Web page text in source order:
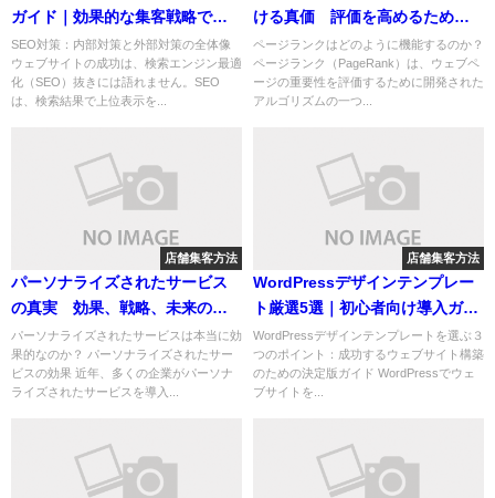
ガイド｜効果的な集客戦略で売
上UP！
SEO対策：内部対策と外部対策の全体像
ウェブサイトの成功は、検索エンジン最適
化（SEO）抜きには語れません。SEO
は、検索結果で上位表示を...
ける真価 評価を高めるための
戦略
ページランクはどのように機能するのか？
ページランク（PageRank）は、ウェブペ
ージの重要性を評価するために開発された
アルゴリズムの一つ...
店舗集客方法
パーソナライズされたサービス
の真実 効果、戦略、未来の展
望
パーソナライズされたサービスは本当に効
果的なのか？ パーソナライズされたサー
ビスの効果 近年、多くの企業がパーソナ
ライズされたサービスを導入...
店舗集客方法
WordPressデザインテンプレー
ト厳選5選｜初心者向け導入ガイ
ド付き
WordPressデザインテンプレートを選ぶ３
つのポイント：成功するウェブサイト構築
のための決定版ガイド WordPressでウェ
ブサイトを...